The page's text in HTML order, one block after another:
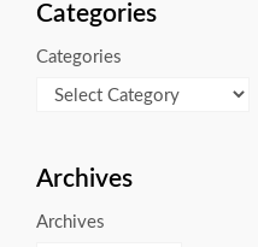
Categories
Categories
Archives
Archives